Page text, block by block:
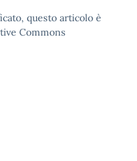
questo articolo è
Commons